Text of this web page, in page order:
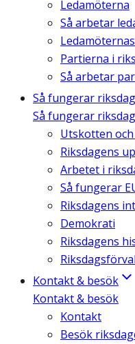
Ledamöterna
Så arbetar
Partierna i
Så arbetar
Så fungerar
Så fungerar
Utskotten
Riksdagens
Arbetet i
Så fungerar
Riksdagens
Demokrati
Riksdagens
Kontakt & besök
Kontakt & besök
Kontakt
Besök